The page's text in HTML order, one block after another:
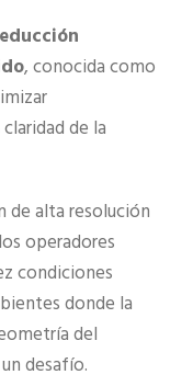
, conocida como
de la
de alta resolución
operadores
condiciones
donde la
del
desafío.